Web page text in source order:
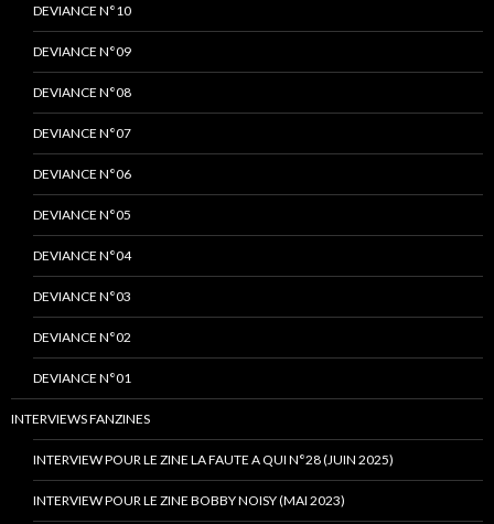
DEVIANCE N°10
DEVIANCE N°09
DEVIANCE N°08
DEVIANCE N°07
DEVIANCE N°06
DEVIANCE N°05
DEVIANCE N°04
DEVIANCE N°03
DEVIANCE N°02
DEVIANCE N°01
INTERVIEWS FANZINES
INTERVIEW POUR LE ZINE LA FAUTE A QUI N°28 (JUIN 2025)
INTERVIEW POUR LE ZINE BOBBY NOISY (MAI 2023)